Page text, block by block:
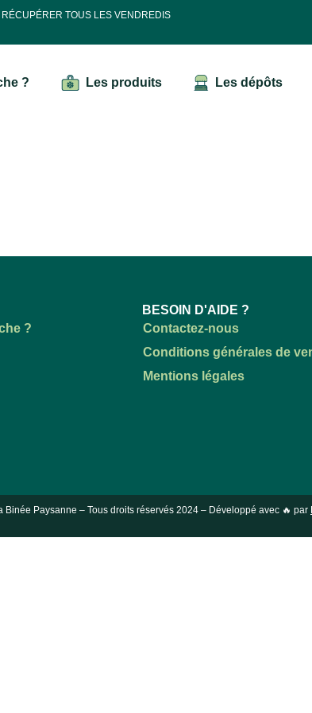
TOUS LES VENDREDIS
? Les produits Les dépôts
?
BESOIN D'AIDE ?
Contactez-nous
Conditions générales de
Mentions légales
Binée Paysanne – Tous droits réservés 2024 – Développé avec 🔥 par